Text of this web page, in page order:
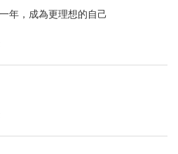
年，成為更理想的自己